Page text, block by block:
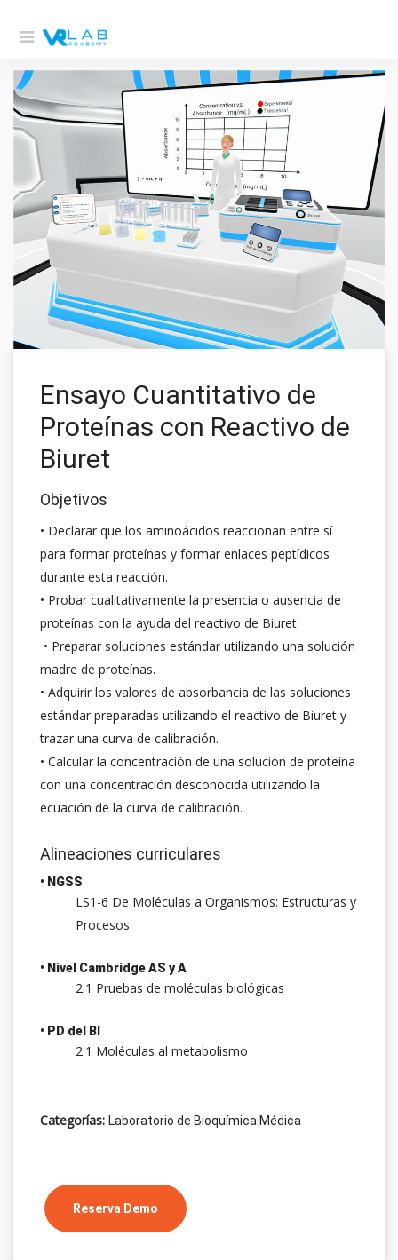
Ensayo Cuantitativo de
Proteínas con Reactivo de
Biuret
Objetivos
• Declarar que los aminoácidos reaccionan entre sí
para formar proteínas y formar enlaces peptídicos
durante esta reacción.
• Probar cualitativamente la presencia o ausencia de
proteínas con la ayuda del reactivo de Biuret
• Preparar soluciones estándar utilizando una solución
madre de proteínas.
• Adquirir los valores de absorbancia de las soluciones
estándar preparadas utilizando el reactivo de Biuret y
trazar una curva de calibración.
• Calcular la concentración de una solución de proteína
con una concentración desconocida utilizando la
ecuación de la curva de calibración.
Alineaciones curriculares
• NGSS
LS1-6 De Moléculas a Organismos: Estructuras y
Procesos
• Nivel Cambridge AS y A
2.1 Pruebas de moléculas biológicas
• PD del BI
2.1 Moléculas al metabolismo
Categorías: Laboratorio de Bioquímica Médica
Reserva Demo